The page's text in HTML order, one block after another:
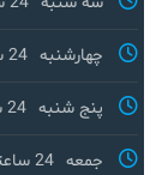
چهارشنبه 24 ساعته شبانه روزی
پنج شنبه 24 ساعته شبانه روزی
جمعه 24 ساعته شبانه روزی